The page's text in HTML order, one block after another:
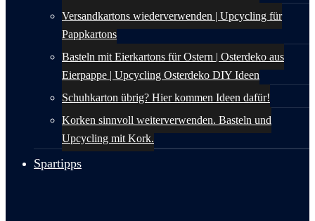
Versandkartons wiederverwenden | Upcycling für
Pappkartons
Basteln mit Eierkartons für Ostern | Osterdeko aus
Eierpappe | Upcycling Osterdeko DIY Ideen
Schuhkarton übrig? Hier kommen Ideen dafür!
Korken sinnvoll weiterverwenden. Basteln und
Upcycling mit Kork.
Spartipps